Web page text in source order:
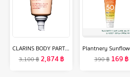
CLARINS BODY PARTNER STRETCH MARK EXPERT 175ML คลาแรงส์ สเตรท มาร์ค เอ็กซ์เพิร์ท ครีมลดรอยแตก มอยส์เจอไรเซอร์ บำรุงผิว โลชั่นบำรุงผิว
3,100฿2,874฿
390฿ 169฿